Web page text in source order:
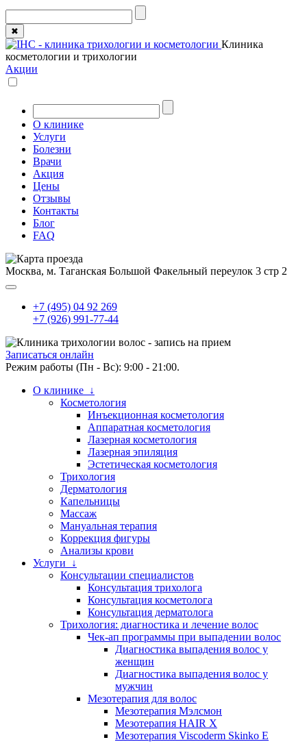
✖
Клиника
косметологии и трихологии
Акции
О клинике
Услуги
Болезни
Врачи
Акция
Цены
Отзывы
Контакты
Блог
FAQ
Москва, м. Таганская Большой Факельный переулок 3 стр 2
+7 (495) 04 92 269
+7 (926) 991-77-44
Записаться онлайн
Режим работы (Пн - Вс): 9:00 - 21:00.
О клинике ↓
Косметология
Инъекционная косметология
Аппаратная косметология
Лазерная косметология
Лазерная эпиляция
Эстетическая косметология
Трихология
Дерматология
Капельницы
Массаж
Мануальная терапия
Коррекция фигуры
Анализы крови
Услуги ↓
Консультации специалистов
Консультация трихолога
Консультация косметолога
Консультация дерматолога
Трихология: диагностика и лечение волос
Чек-ап программы при выпадении волос
Диагностика выпадения волос у
женщин
Диагностика выпадения волос у
мужчин
Мезотерапия для волос
Мезотерапия Мэлсмон
Мезотерапия HAIR X
Мезотерапия Viscoderm Skinko E